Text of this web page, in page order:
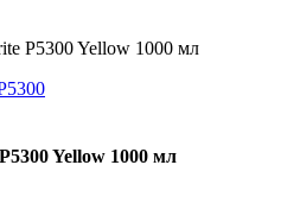
P5300 Yellow 1000 мл
Yellow 1000 мл